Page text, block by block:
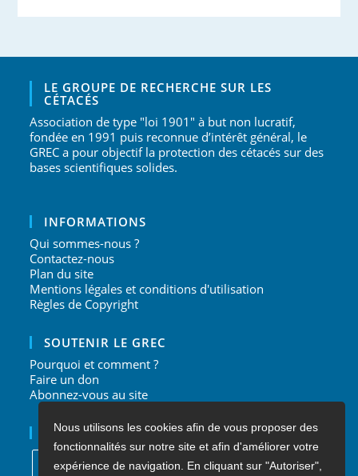
LE GROUPE DE RECHERCHE SUR LES
CÉTACÉS
Association de type "loi 1901" à but non lucratif,
fondée en 1991 puis reconnue d’intérêt général, le
GREC a pour objectif la protection des cétacés sur des
bases scientifiques solides.
INFORMATIONS
Qui sommes-nous ?
Contactez-nous
Plan du site
Mentions légales et conditions d'utilisation
Règles de Copyright
SOUTENIR LE GREC
Pourquoi et comment ?
Faire un don
Abonnez-vous au site
NOUS SUIVRE
Nous utilisons les cookies afin de vous proposer des
fonctionnalités sur notre site et afin d'améliorer votre
expérience de navigation. En cliquant sur "Autoriser",